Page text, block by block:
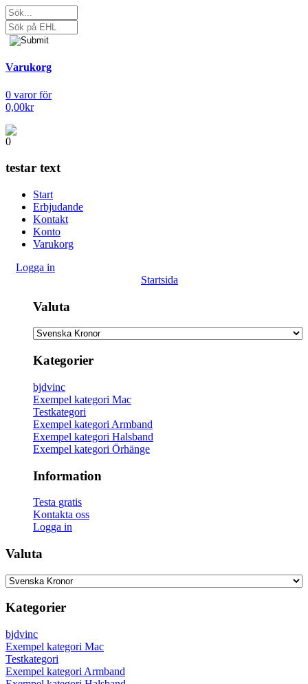
Varukorg
0 varor för
0,00kr
0
testar text
Start
Erbjudande
Kontakt
Konto
Varukorg
Logga in
Startsida
Valuta
Kategorier
bjdvinc
Exempel kategori Mac
Testkategori
Exempel kategori Armband
Exempel kategori Halsband
Exempel kategori Örhänge
Information
Testa gratis
Kontakta oss
Logga in
Valuta
Kategorier
bjdvinc
Exempel kategori Mac
Testkategori
Exempel kategori Armband